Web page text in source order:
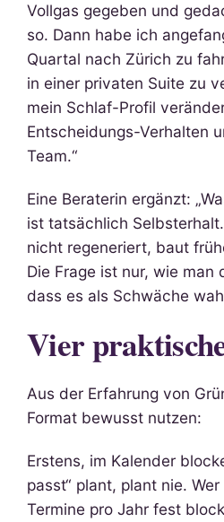
Vollgas gegeben und
so. Dann habe ich
Quartal nach Zürich zu
in einer privaten Suite zu
mein Schlaf-Profil
Entscheidungs-Verhalten
Team.“
Eine Beraterin ergänzt:
ist tatsächlich
nicht regeneriert, baut
Die Frage ist nur, wie man
dass es als Schwäche
Vier
Aus der Erfahrung von
Format bewusst nutzen:
Erstens, im Kalender
passt“ plant, plant nie.
Termine pro Jahr fest